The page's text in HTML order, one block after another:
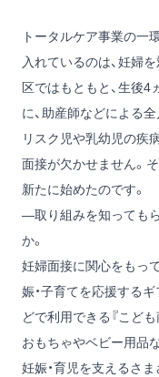
トータルケア事業の一
入れているのは、妊婦
区ではもともと、生後
に、助産師などによる
リスク児や乳幼児の疾
面接が欠かせません。
新たに始めたのです。
―取り組みを知っても
か。
妊婦面接に関心をもっ
娠・子育てを応援する
どで利用できる『こど
おもちゃやベビー用品
妊娠・育児を支えるさ